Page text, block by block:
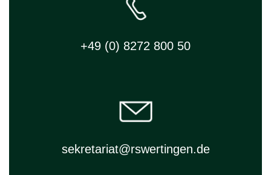
+49 (0) 8272 800 50
sekretariat@rswertingen.de